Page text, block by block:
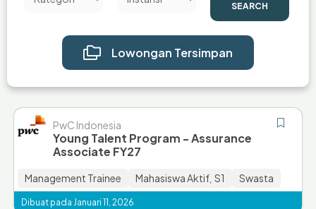
SEARCH
Lowongan Tersimpan
PwC Indonesia
Young Talent Program - Assurance
Associate FY27
Management Trainee Mahasiswa Aktif S1 Swasta
Dibuat pada Januari 11, 2026